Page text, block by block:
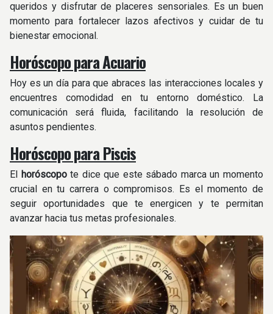
queridos y disfrutar de placeres sensoriales. Es un buen
momento para fortalecer lazos afectivos y cuidar de tu
bienestar emocional.
Horóscopo para Acuario
Hoy es un día para que abraces las interacciones locales y
encuentres comodidad en tu entorno doméstico. La
comunicación será fluida, facilitando la resolución de
asuntos pendientes.
Horóscopo para Piscis
El horóscopote dice que este sábado marca un momento
crucial en tu carrera o compromisos. Es el momento de
seguir oportunidades que te energicen y te permitan
avanzar hacia tus metas profesionales.